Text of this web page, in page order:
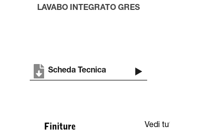
LAVABO INTEGRATO GRES
Scheda Tecnica
Finiture Vedi tutte